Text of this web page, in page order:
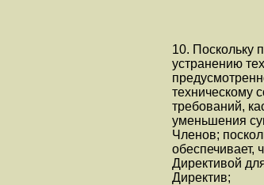
10. Поскольку
устранению
техническому
требований,
уменьшения
Членов;
обеспечивает,
Директивой
Директив;